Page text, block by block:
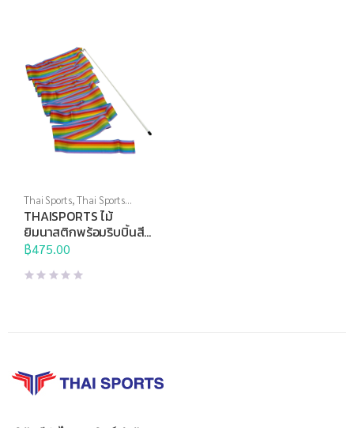
Thai Sports,Thai Sports
Brand,ยิมนาสติกลีลา
THAISPORTS ไม้
ยิมนาสติกพร้อมริบบิ้นสี
รุ้ง
฿475.00